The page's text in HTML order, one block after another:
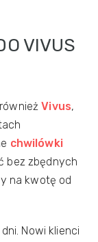
VIVUS
Vivus,
chwilówki
bez zbędnych
na kwotę od
Nowi klienci